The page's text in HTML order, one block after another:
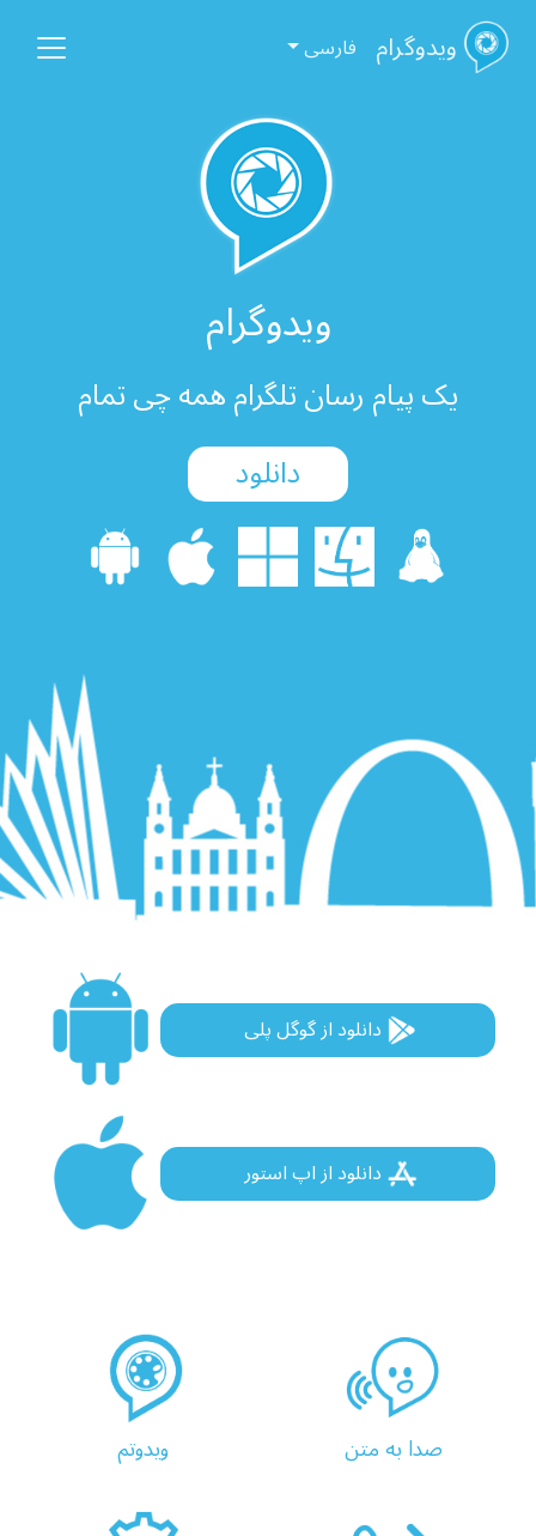
ویدوگرام فارسی
ویدوگرام
یک پیام رسان تلگرام همه چی تمام
دانلود
دانلود از گوگل پلی
دانلود از اپ استور
ویدوتم صدا به متن